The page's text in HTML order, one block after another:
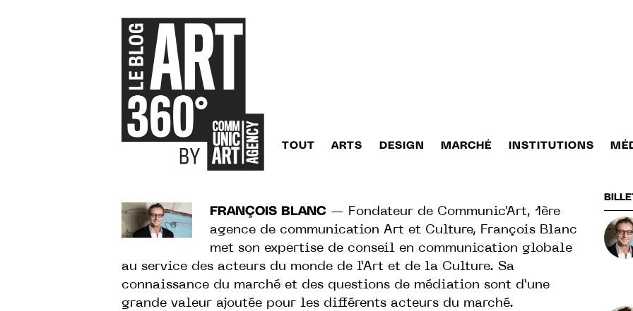
TOUT ARTS DESIGN MARCHÉ INSTITUTIONS
FRANÇOIS BLANC — Fondateur de Communic'Art, 1ère
agence de communication Art et Culture, François Blanc
met son expertise de conseil en communication globale
au service des acteurs du monde de l’Art et de la Culture. Sa
connaissance du marché et des questions de médiation sont d’une
grande valeur ajoutée pour les différents acteurs du marché.